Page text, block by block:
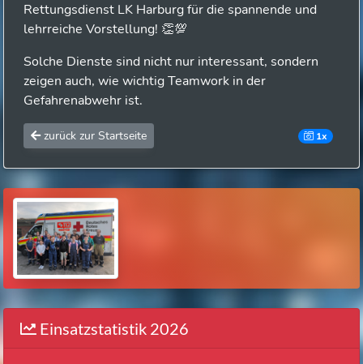
Rettungsdienst LK Harburg für die spannende und
lehrreiche Vorstellung! 👏💯
Solche Dienste sind nicht nur interessant, sondern
zeigen auch, wie wichtig Teamwork in der
Gefahrenabwehr ist.
zurück zur Startseite 1x
Einsatzstatistik 2026